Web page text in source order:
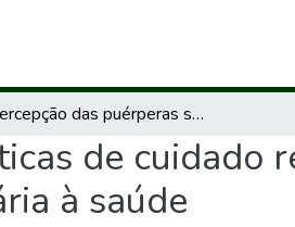
Percepção das puérperas sobre as práticas de cuidado recebidas no contexto hospitalar e na atenção primária à saúde
de cuidado
à saúde